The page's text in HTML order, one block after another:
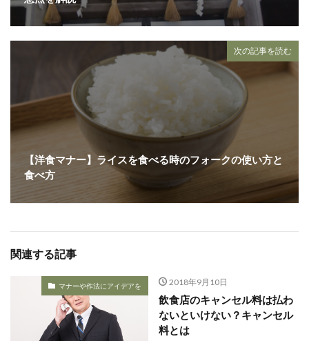
次の記事を読む
【洋食マナー】ライスを食べる時のフォークの使い方と
食べ方
関連する記事
マナーや作法にアイデアを 2018年9月10日
飲食店のキャンセル料は払わ
ないといけない？キャンセル
料とは